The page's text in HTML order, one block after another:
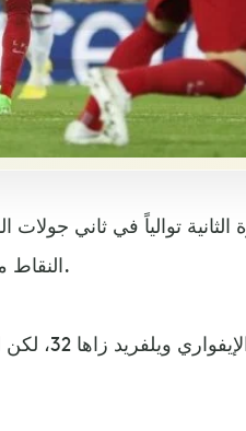
الثانية توالياً في ثاني
النقاط مع ضيفه كريستال بالاس 1-1 الاثنين.
وتقدم الفريق